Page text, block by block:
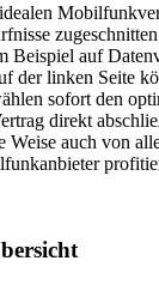
Beispiel auf
der linken Seite
sofort den
direkt
Weise auch von